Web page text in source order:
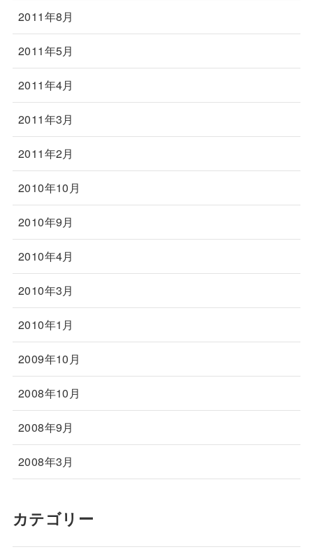
2011年8月
2011年5月
2011年4月
2011年3月
2011年2月
2010年10月
2010年9月
2010年4月
2010年3月
2010年1月
2009年10月
2008年10月
2008年9月
2008年3月
カテゴリー